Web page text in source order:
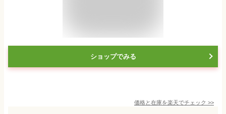
ショップでみる
価格と在庫を楽天でチェック >>